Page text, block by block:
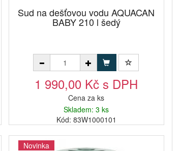
Sud na dešťovou vodu AQUACAN
BABY 210 l šedý
1 990,00 Kč s DPH
Cena za ks
Skladem: 3 ks
Kód: 83W1000101
Novinka